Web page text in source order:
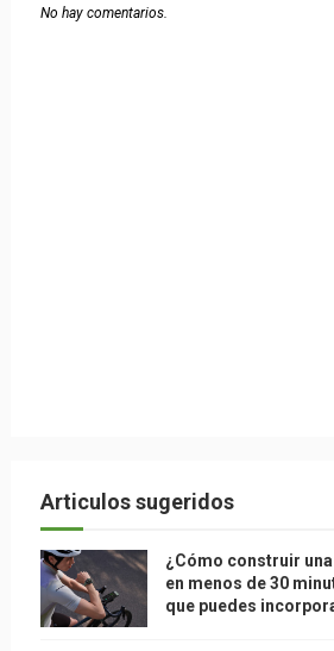
No hay comentarios.
Articulos sugeridos
¿Cómo construir
en menos de 30
que puedes